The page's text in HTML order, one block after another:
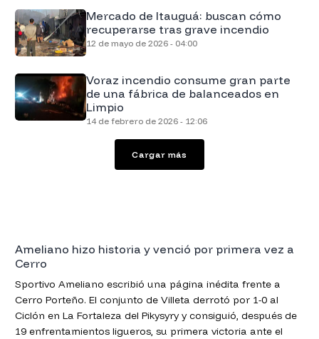
Mercado de Itauguá: buscan cómo
recuperarse tras grave incendio
12 de mayo de 2026 - 04:00
Voraz incendio consume gran parte
de una fábrica de balanceados en
Limpio
14 de febrero de 2026 - 12:06
Cargar más
Ameliano hizo historia y venció por primera vez a
Cerro
Sportivo Ameliano escribió una página inédita frente a
Cerro Porteño. El conjunto de Villeta derrotó por 1-0 al
Ciclón en La Fortaleza del Pikysyry y consiguió, después de
19 enfrentamientos ligueros, su primera victoria ante el